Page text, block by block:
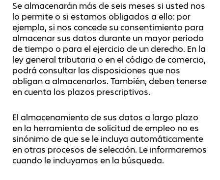
Se almacenarán más de seis meses si usted nos
lo permite o si estamos obligados a ello: por
ejemplo, si nos concede su consentimiento para
almacenar sus datos durante un mayor periodo
de tiempo o para el ejercicio de un derecho. En la
ley general tributaria o en el código de comercio,
podrá consultar las disposiciones que nos
obligan a almacenarlos. También, deben tenerse
en cuenta los plazos prescriptivos.
El almacenamiento de sus datos a largo plazo
en la herramienta de solicitud de empleo no es
sinónimo de que se le incluya automáticamente
en otras procesos de selección. Le informaremos
cuando le incluyamos en la búsqueda.